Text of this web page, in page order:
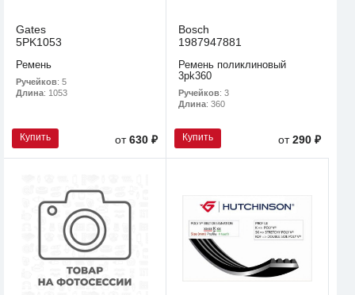
Gates
5PK1053
Ремень
Ручейков: 5
Длина: 1053
Купить от630 ₽
Bosch
1987947881
Ремень поликлиновый
3pk360
Ручейков: 3
Длина: 360
Купить от290 ₽